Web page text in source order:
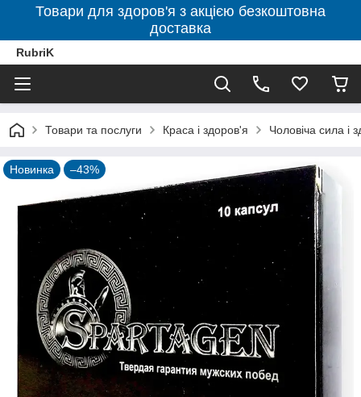
Товари для здоров'я з акцією безкоштовна
доставка
RubriK
Товари та послуги Краса і здоров'я Чоловіча сила і
Новинка –43%